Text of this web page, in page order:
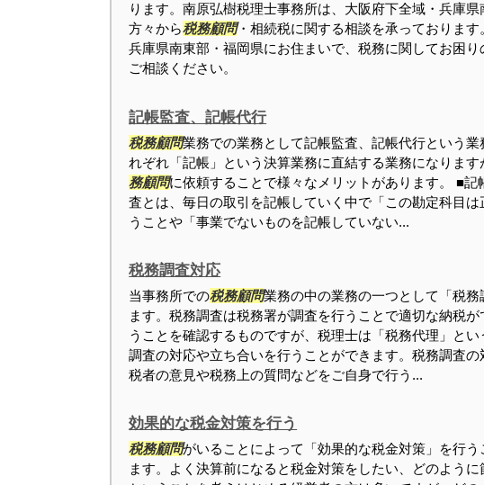
ります。南原弘樹税理士事務所は、大阪府下全域・兵庫
方々から税務顧問・相続税に関する相談を承っております
兵庫県南東部・福岡県にお住まいで、税務に関してお困り
ご相談ください。
記帳監査、記帳代行
税務顧問業務での業務として記帳監査、記帳代行という業
れぞれ「記帳」という決算業務に直結する業務になりま
務顧問に依頼することで様々なメリットがあります。 ■記
査とは、毎日の取引を記帳していく中で「この勘定科目は
うことや「事業でないものを記帳していない...
税務調査対応
当事務所での税務顧問業務の中の業務の一つとして「税務
ます。税務調査は税務署が調査を行うことで適切な納税
うことを確認するものですが、税理士は「税務代理」と
調査の対応や立ち合いを行うことができます。税務調査の
税者の意見や税務上の質問などをご自身で行う...
効果的な税金対策を行う
税務顧問がいることによって「効果的な税金対策」を行う
ます。よく決算前になると税金対策をしたい、どのよう